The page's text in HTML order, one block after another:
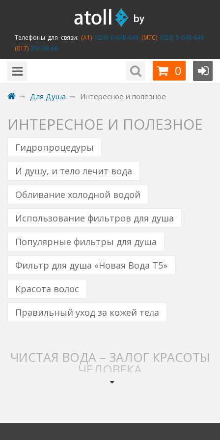
Телефоны для связи: (A1)(029) 6-648-648 (MTC)(029) 5-648-648
(017)397-98-66
0
Для Душа Интересное и полезное
ИНТЕРЕСНОЕ И ПОЛЕЗНОЕ
Гидропроцедуры
И душу, и тело лечит вода
Обливание холодной водой
Использование фильтров для душа
Популярные фильтры для душа
Фильтр для душа «Новая Вода Т5»
Красота волос
Правильный уход за кожей тела
ЧИСТАЯ ВОДА – ЗАЛОГ КРАСОТЫ
ЧЕЛОВЕКА
прячется в костях, в крови, в мозгу, во всем нашем теле,